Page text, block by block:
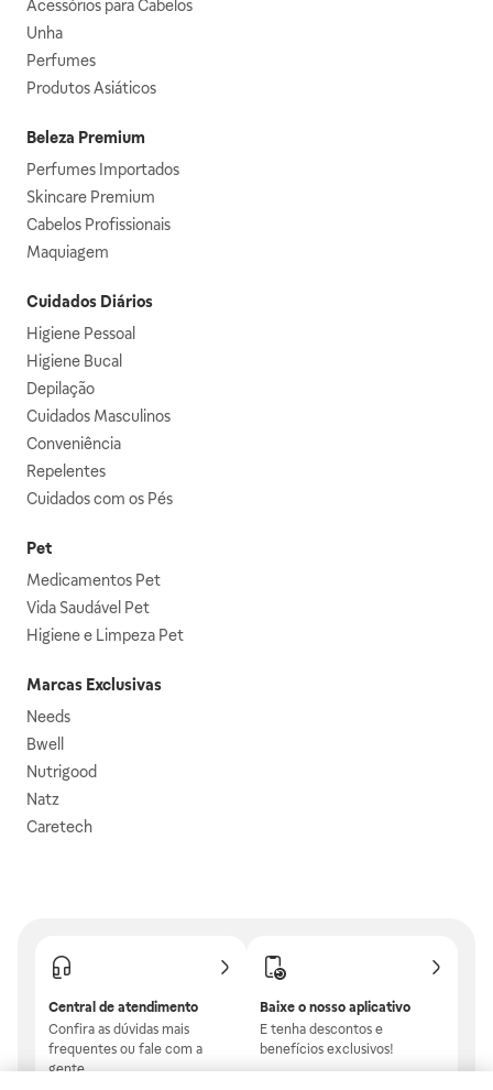
Acessórios para Cabelos
Unha
Perfumes
Produtos Asiáticos
Beleza Premium
Perfumes Importados
Skincare Premium
Cabelos Profissionais
Maquiagem
Cuidados Diários
Higiene Pessoal
Higiene Bucal
Depilação
Cuidados Masculinos
Conveniência
Repelentes
Cuidados com os Pés
Pet
Medicamentos Pet
Vida Saudável Pet
Higiene e Limpeza Pet
Marcas Exclusivas
Needs
Bwell
Nutrigood
Natz
Caretech
Central de atendimento
Confira as dúvidas mais
frequentes ou fale com a
gente.
Baixe o nosso aplicativo
E tenha descontos e
benefícios exclusivos!